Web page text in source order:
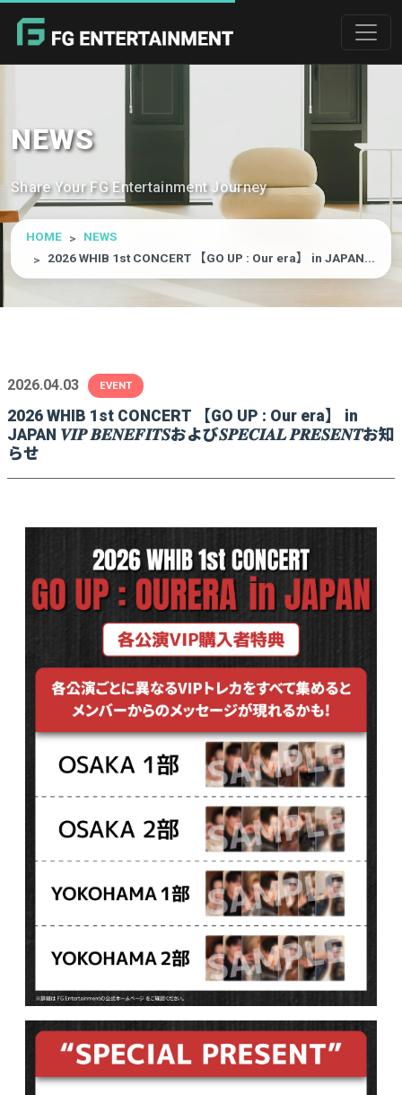
NEWS
Share Your FG Entertainment Journey
HOME
NEWS
2026 WHIB 1st CONCERT 【GO UP : Our era】 in JAPAN...
2026.04.03 EVENT
2026 WHIB 1st CONCERT 【GO UP : Our era】 in
JAPAN 𝑽𝑰𝑷 𝑩𝑬𝑵𝑬𝑭𝑰𝑻𝑺および𝑺𝑷𝑬𝑪𝑰𝑨𝑳 𝑷𝑹𝑬𝑺𝑬𝑵𝑻お知
らせ